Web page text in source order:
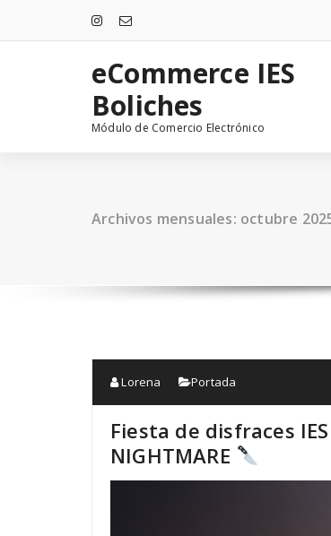
eCommerce IES
Boliches
Módulo de Comercio Electrónico
Archivos mensuales: octubre
Lorena Portada
Fiesta de disfraces
NIGHTMARE